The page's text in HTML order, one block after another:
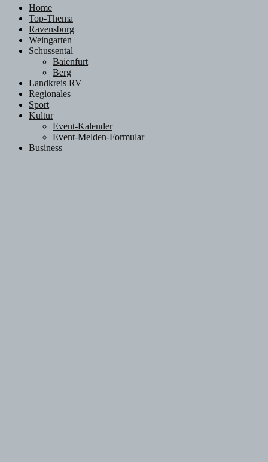
Home
Top-Thema
Ravensburg
Weingarten
Schussental
Baienfurt
Berg
Landkreis RV
Regionales
Sport
Kultur
Event-Kalender
Event-Melden-Formular
Business